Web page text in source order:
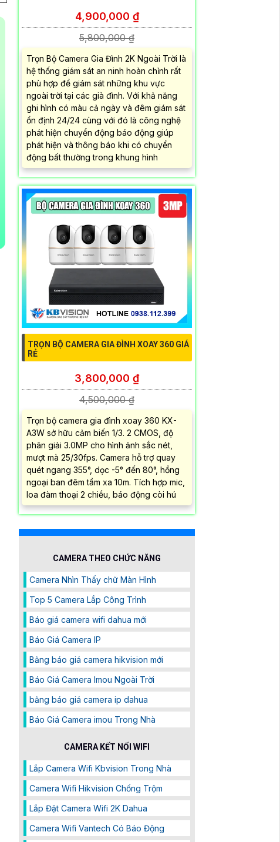
4,900,000 ₫
5,800,000 ₫
Trọn Bộ Camera Gia Đình 2K Ngoài Trời là
hệ thống giám sát an ninh hoàn chỉnh rất
phù hợp để giám sát những khu vực
ngoài trời tại các già đình. Với khả năng
ghi hình có màu cả ngày và đêm giám sát
ổn định 24/24 cùng với đó là công nghệ
phát hiện chuyển động báo động giúp
phát hiện và thông báo khi có chuyển
động bất thường trong khung hình
TRỌN BỘ CAMERA GIA ĐÌNH XOAY 360 GIÁ
RẺ
3,800,000 ₫
4,500,000 ₫
Trọn bộ camera gia đình xoay 360 KX-
A3W sở hữu cảm biến 1/3. 2 CMOS, độ
phân giải 3.0MP cho hình ảnh sắc nét,
mượt mà 25/30fps. Camera hỗ trợ quay
quét ngang 355°, dọc -5° đến 80°, hồng
ngoại ban đêm tầm xa 10m. Tích hợp mic,
loa đàm thoại 2 chiều, báo động còi hú
CAMERA THEO CHỨC NĂNG
Camera Nhìn Thấy chữ Màn Hình
Top 5 Camera Lắp Công Trình
Báo giá camera wifi dahua mới
Báo Giá Camera IP
Bảng báo giá camera hikvision mới
Báo Giá Camera Imou Ngoài Trời
bảng báo giá camera ip dahua
Báo Giá Camera imou Trong Nhà
CAMERA KẾT NỐI WIFI
Lắp Camera Wifi Kbvision Trong Nhà
Camera Wifi Hikvision Chống Trộm
Lắp Đặt Camera Wifi 2K Dahua
Camera Wifi Vantech Có Báo Động